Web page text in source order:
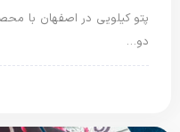
پتو کیلویی در اصفهان با
دو…